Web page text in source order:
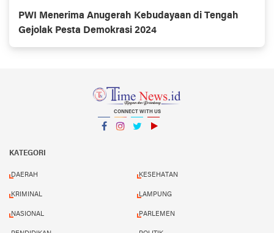
PWI Menerima Anugerah Kebudayaan di Tengah
Gejolak Pesta Demokrasi 2024
CONNECT WITH US
KATEGORI
DAERAH KESEHATAN
KRIMINAL LAMPUNG
NASIONAL PARLEMEN